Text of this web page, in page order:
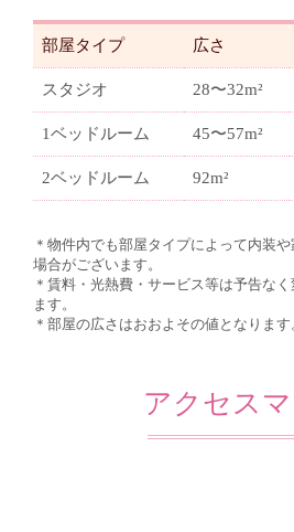
部屋タイプ 広さ
スタジオ 28〜32m²
1ベッドルーム 45〜57m²
2ベッドルーム 92m²
＊物件内でも部屋タイプによって内装
場合がございます。
＊賃料・光熱費・サービス等は予告な
ます。
＊部屋の広さはおおよその値となります
アクセス